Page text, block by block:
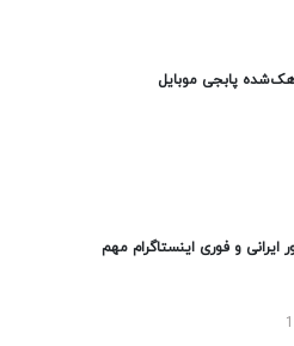
پابجی موبایل
ایرانی و فوری اینستاگرام مهم